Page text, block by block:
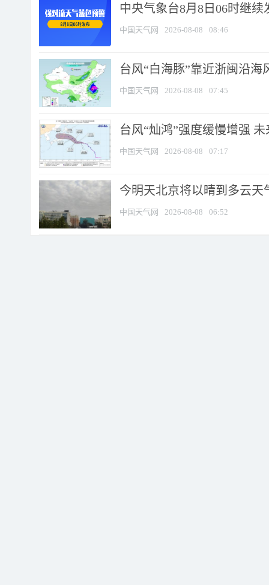
中央气象台8月8日06时继
中国天气网 2026-08-08 08:46
台风“白海豚”靠近浙闽沿
中国天气网 2026-08-08 07:45
台风“灿鸿”强度缓慢增强
中国天气网 2026-08-08 07:17
今明天北京将以晴到多云
中国天气网 2026-08-08 06:52